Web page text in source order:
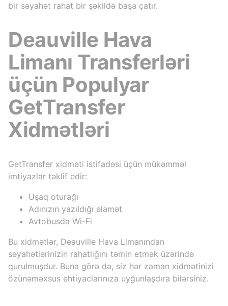
bir səyahət rahat bir şəkildə başa çatır.
Deauville Hava
Limanı Transferləri
üçün Populyar
GetTransfer
Xidmətləri
GetTransfer xidməti istifadəsi üçün mükəmməl
imtiyazlar təklif edir:
Uşaq oturağı
Adınızın yazıldığı əlamət
Avtobusda Wi-Fi
Bu xidmətlər, Deauville Hava Limanından
səyahətlərinizin rahatlığını təmin etmək üzərində
qurulmuşdur. Buna görə də, siz hər zaman xidmətinizi
özünəməxsus ehtiyaclarınıza uyğunlaşdıra bilərsiniz.